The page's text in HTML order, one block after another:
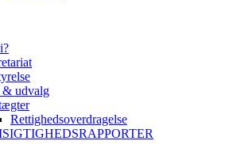
& udvalg
Rettighedsoverdragelse